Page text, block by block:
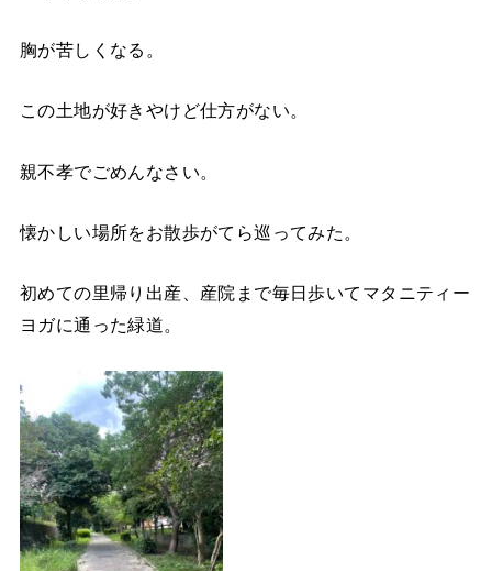
胸が苦しくなる。
この土地が好きやけど仕方がない。
親不孝でごめんなさい。
懐かしい場所をお散歩がてら巡ってみた。
初めての里帰り出産、産院まで毎日歩いてマタニティー
ヨガに通った緑道。